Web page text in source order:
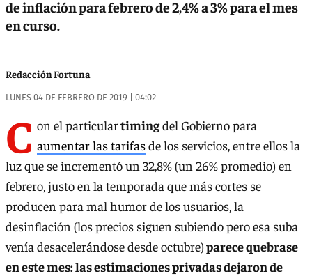
de inflación para febrero de 2,4% a 3% para el mes
en curso.
Redacción Fortuna
LUNES 04 DE FEBRERO DE 2019 | 04:02
C on el particulartimingdel Gobierno para
aumentar las tarifasde los servicios, entre ellos la
luz que se incrementó un 32,8% (un 26% promedio) en
febrero, justo en la temporada que más cortes se
producen para mal humor de los usuarios, la
desinflación (los precios siguen subiendo pero esa suba
venía desacelerándose desde octubre)parece quebrase
en este mes: las estimaciones privadas dejaron de